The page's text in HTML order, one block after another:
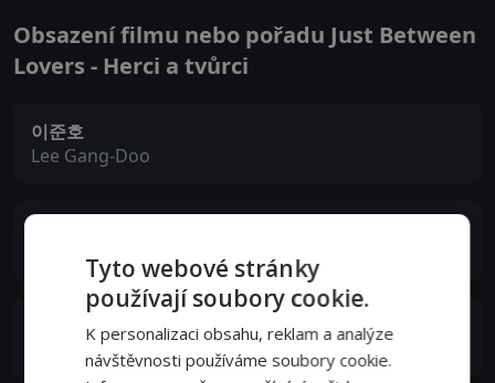
Obsazení filmu nebo pořadu Just Between
Lovers - Herci a tvůrci
이준호
Lee Gang-Doo
Jung Yoo-Jin
Tyto webové stránky
používají soubory cookie.
K personalizaci obsahu, reklam a analýze
návštěvnosti používáme soubory cookie.